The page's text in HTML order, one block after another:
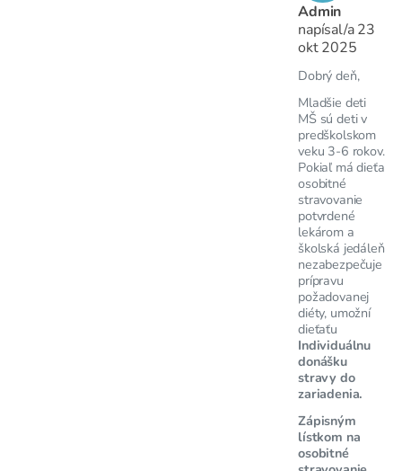
Admin
napísal/a23
okt 2025
Dobrý deň,
Mladšie deti
MŠ sú deti v
predškolskom
veku 3-6 rokov.
Pokiaľ má dieťa
osobitné
stravovanie
potvrdené
lekárom a
školská jedáleň
nezabezpečuje
prípravu
požadovanej
diéty, umožní
dieťaťu
Individuálnu
donášku
stravy do
zariadenia.
Zápisným
lístkom na
osobitné